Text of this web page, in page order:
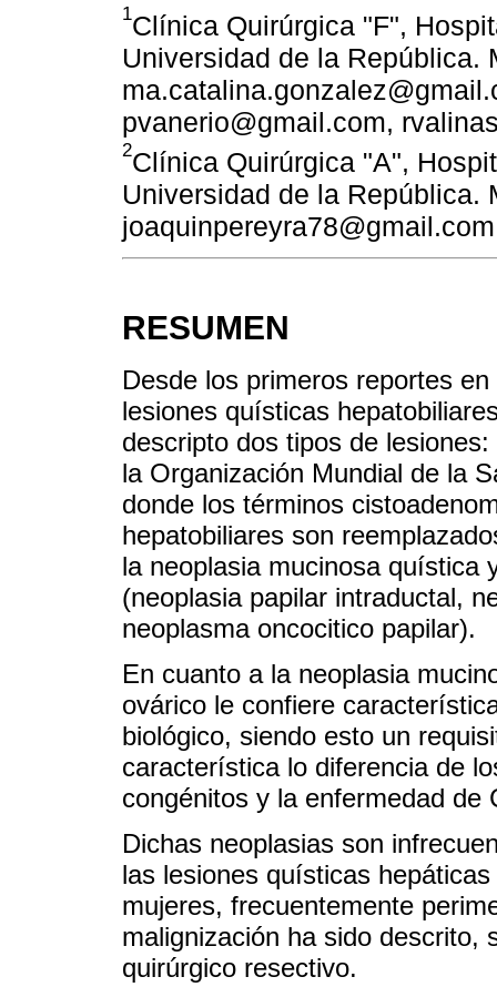
1Clínica Quirúrgica "F",
Universidad de la República.
pvanerio@gmail.com,
2Clínica Quirúrgica "A",
Universidad de la República.
joaquinpereyra78@gmail.com
RESUMEN
Desde los primeros reportes
lesiones quísticas
descripto dos tipos de
la Organización Mundial de la
donde los términos
hepatobiliares son
la neoplasia mucinosa quística
(neoplasia papilar intraductal,
neoplasma oncocitico papilar).
En cuanto a la neoplasia
ovárico le confiere
biológico, siendo esto un
característica lo diferencia de
congénitos y la enfermedad de
Dichas neoplasias son
las lesiones quísticas
mujeres, frecuentemente
malignización ha sido descrito,
quirúrgico resectivo.